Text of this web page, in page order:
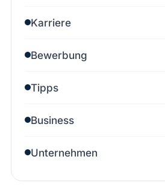
Karriere
Bewerbung
Tipps
Business
Unternehmen